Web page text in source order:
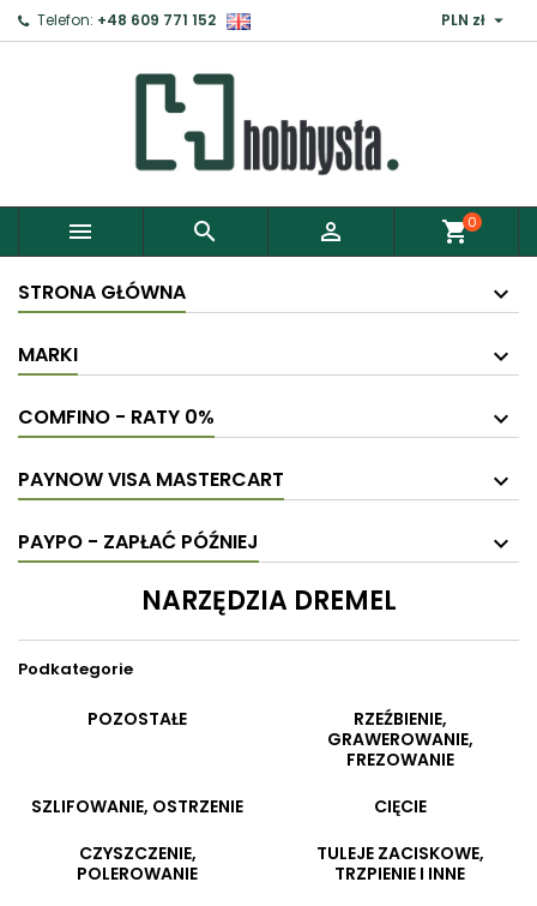
Telefon: +48 609 771 152 PLN zł 
   shopping_cart0
STRONA GŁÓWNA
MARKI
COMFINO - RATY 0%
PAYNOW VISA MASTERCART
PAYPO - ZAPŁAĆ PÓŹNIEJ
NARZĘDZIA DREMEL
Podkategorie
POZOSTAŁE
RZEŹBIENIE,
GRAWEROWANIE,
FREZOWANIE
SZLIFOWANIE, OSTRZENIE
CIĘCIE
CZYSZCZENIE,
POLEROWANIE
TULEJE ZACISKOWE,
TRZPIENIE I INNE
Zaloguj ×
Aby zapisać produkty do Schowka, musisz się
Anuluj Zaloguj